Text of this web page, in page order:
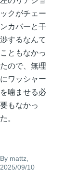
ックがチェー
ンカバーと干
渉するなんて
こともなかっ
たので、無理
にワッシャー
を噛ませる必
要もなかっ
た。
By mattz
2025/09/10